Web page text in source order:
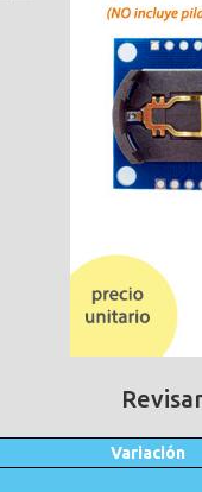
Variación